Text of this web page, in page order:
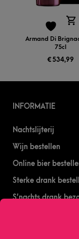
Armand Di
75cl
€ 534,99
INFORMATIE
Nachtslijterij
Wijn bestellen
Online bier
Sterke drank
S’nachts drank